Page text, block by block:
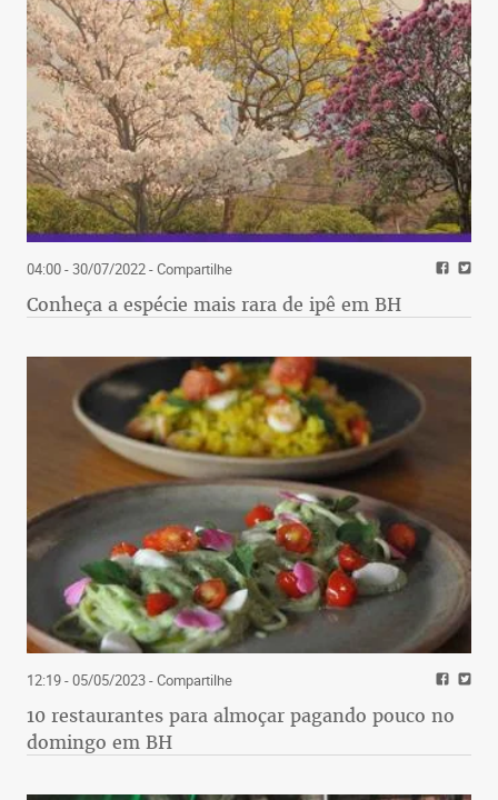
04:00 - 30/07/2022- Compartilhe
Conheça a espécie mais rara de ipê em BH
12:19 - 05/05/2023- Compartilhe
10 restaurantes para almoçar pagando pouco no
domingo em BH